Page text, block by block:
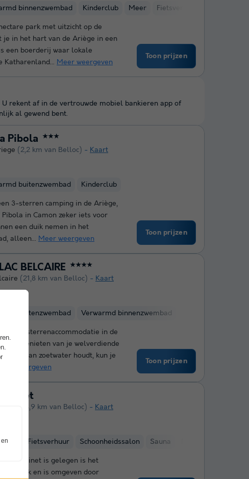
binnenzwembad Kinderclub Meer Fietsverhuur
park met uitzicht op de
je in het hart van de Ariège in een
een boerderij waar lokale
Katharenland... Meer weergeven
Toon prijzen
Pibola ★★★
(2,2 km van Belloc)
Kaart
buitenzwembad Kinderclub
3-sterren camping in de Ariège,
in Camon zeker iets voor
een duik nemen in het
alleen... Meer weergeven
Toon prijzen
BELCAIRE ★★★★
(21,8 km van Belloc)
Kaart
buitenzwembad Verwarmd binnenzwembad
een 4-sterrenaccommodatie in de
genieten van je welverdiende
meer van zoetwater houdt, kun je
weergeven
Toon prijzen
(24,9 km van Belloc)
Kaart
Fietsverhuur Schoonheidssalon Sauna
L’Espinet is gelegen is het
en is omgeven door
rekent af in de vertrouwde mobiel bankieren app of
al gewend bent.